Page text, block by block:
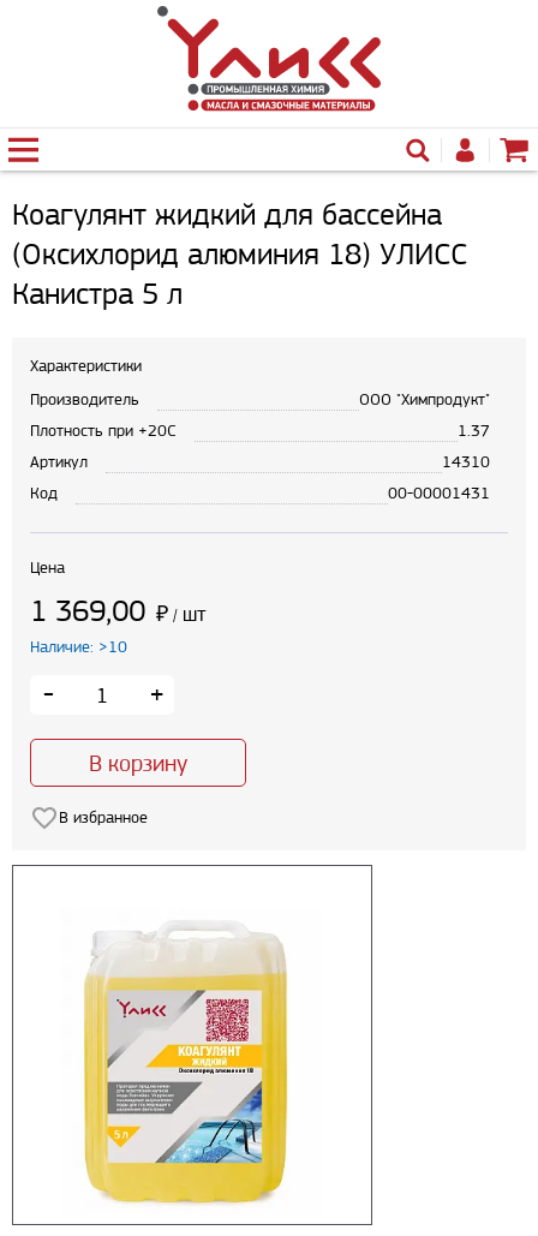
Коагулянт жидкий для бассейна
(Оксихлорид алюминия 18) УЛИСС
Канистра 5 л
Характеристики
Производитель
ООО "Химпродукт"
Плотность при +20С
1.37
Артикул
14310
Код
00-00001431
Цена
1 369,00 ₽ / шт
Наличие: >10
- +
В корзину
В избранное